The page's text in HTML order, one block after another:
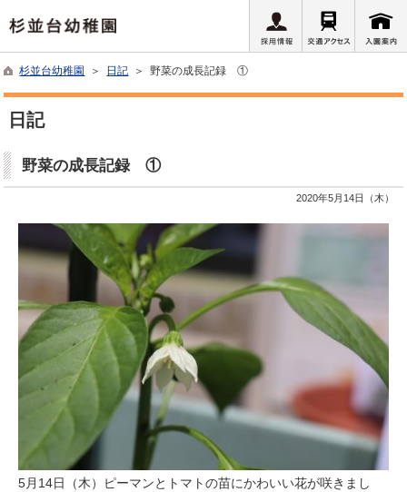
杉並台幼稚園 ＞ 日記 ＞ 野菜の成長記録 ①
日記
野菜の成長記録 ①
2020年5月14日（木）
5月14日（木）ピーマンとトマトの苗にかわいい花が咲きまし